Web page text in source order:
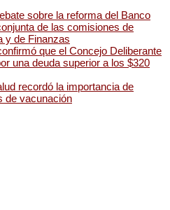
sobre la reforma del Banco
de las comisiones de
y de Finanzas
que el Concejo Deliberante
una deuda superior a los $320
recordó la importancia de
de vacunación